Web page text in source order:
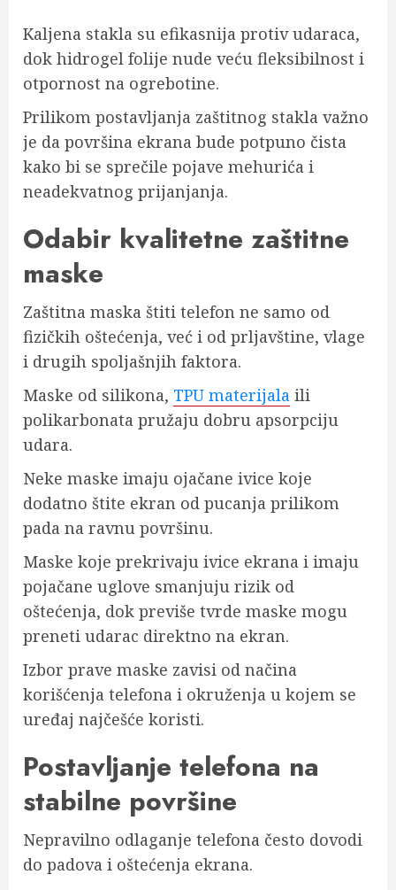
Kaljena stakla su efikasnija protiv udaraca,
dok hidrogel folije nude veću fleksibilnost i
otpornost na ogrebotine.
Prilikom postavljanja zaštitnog stakla važno
je da površina ekrana bude potpuno čista
kako bi se sprečile pojave mehurića i
neadekvatnog prijanjanja.
Odabir kvalitetne zaštitne
maske
Zaštitna maska štiti telefon ne samo od
fizičkih oštećenja, već i od prljavštine, vlage
i drugih spoljašnjih faktora.
Maske od silikona, TPU materijala ili
polikarbonata pružaju dobru apsorpciju
udara.
Neke maske imaju ojačane ivice koje
dodatno štite ekran od pucanja prilikom
pada na ravnu površinu.
Maske koje prekrivaju ivice ekrana i imaju
pojačane uglove smanjuju rizik od
oštećenja, dok previše tvrde maske mogu
preneti udarac direktno na ekran.
Izbor prave maske zavisi od načina
korišćenja telefona i okruženja u kojem se
uređaj najčešće koristi.
Postavljanje telefona na
stabilne površine
Nepravilno odlaganje telefona često dovodi
do padova i oštećenja ekrana.